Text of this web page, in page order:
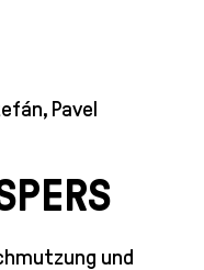
Pavel
und